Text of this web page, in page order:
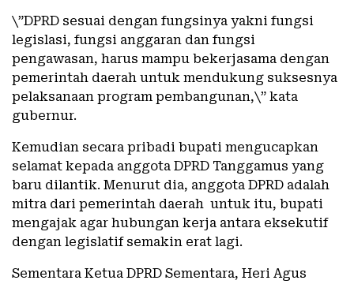
\”DPRD sesuai dengan fungsinya yakni fungsi
legislasi, fungsi anggaran dan fungsi
pengawasan, harus mampu bekerjasama dengan
pemerintah daerah untuk mendukung suksesnya
pelaksanaan program pembangunan,\” kata
gubernur.
Kemudian secara pribadi bupati mengucapkan
selamat kepada anggota DPRD Tanggamus yang
baru dilantik. Menurut dia, anggota DPRD adalah
mitra dari pemerintah daerah untuk itu, bupati
mengajak agar hubungan kerja antara eksekutif
dengan legislatif semakin erat lagi.
Sementara Ketua DPRD Sementara, Heri Agus